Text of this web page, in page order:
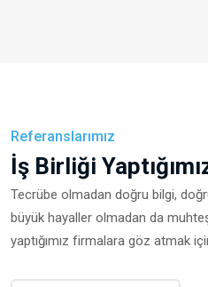
Referanslarımız
İş Birliği
Tecrübe olmadan doğru bilgi,
büyük hayaller olmadan da
yaptığımız firmalara göz atmak